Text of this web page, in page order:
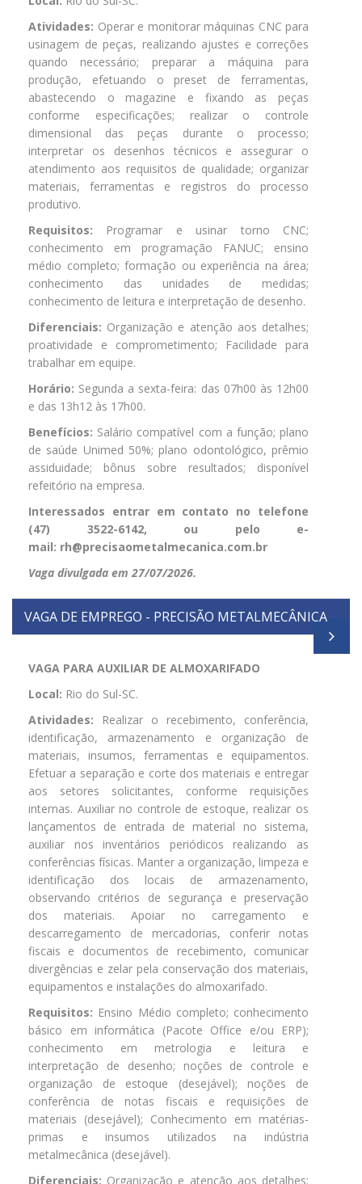
Atividades: Operar e monitorar máquinas CNC para
usinagem de peças, realizando ajustes e correções
quando necessário; preparar a máquina para
produção, efetuando o preset de ferramentas,
abastecendo o magazine e fixando as peças
conforme especificações; realizar o controle
dimensional das peças durante o processo;
interpretar os desenhos técnicos e assegurar o
atendimento aos requisitos de qualidade; organizar
materiais, ferramentas e registros do processo
produtivo.
Requisitos: Programar e usinar torno CNC;
conhecimento em programação FANUC; ensino
médio completo; formação ou experiência na área;
conhecimento das unidades de medidas;
conhecimento de leitura e interpretação de desenho.
Diferenciais: Organização e atenção aos detalhes;
proatividade e comprometimento; Facilidade para
trabalhar em equipe.
Horário: Segunda a sexta-feira: das 07h00 às 12h00
e das 13h12 às 17h00.
Benefícios: Salário compatível com a função; plano
de saúde Unimed 50%; plano odontológico, prêmio
assiduidade; bônus sobre resultados; disponível
refeitório na empresa.
Interessados entrar em contato no telefone
(47) 3522-6142, ou pelo e-
mail: rh@precisaometalmecanica.com.br
Vaga divulgada em 27/07/2026.
VAGA DE EMPREGO - PRECISÃO METALMECÂNICA
VAGA PARA AUXILIAR DE ALMOXARIFADO
Local: Rio do Sul-SC.
Atividades:
Realizar o recebimento, conferência,
identificação, armazenamento e organização de
materiais, insumos, ferramentas e equipamentos.
Efetuar a separação e corte dos materiais e entregar
aos setores solicitantes, conforme requisições
internas. Auxiliar no controle de estoque, realizar os
lançamentos de entrada de material no sistema,
auxiliar nos inventários periódicos realizando as
conferências físicas. Manter a organização, limpeza e
identificação dos locais de armazenamento,
observando critérios de segurança e preservação
dos materiais. Apoiar no carregamento e
descarregamento de mercadorias, conferir notas
fiscais e documentos de recebimento, comunicar
divergências e zelar pela conservação dos materiais,
equipamentos e instalações do almoxarifado.
Requisitos: Ensino Médio completo; conhecimento
básico em informática (Pacote Office e/ou ERP);
conhecimento em metrologia e leitura e
interpretação de desenho; noções de controle e
organização de estoque (desejável); noções de
conferência de notas fiscais e requisições de
materiais (desejável); Conhecimento em matérias-
primas e insumos utilizados na indústria
metalmecânica (desejável).
Diferenciais: Organização e atenção aos detalhes;